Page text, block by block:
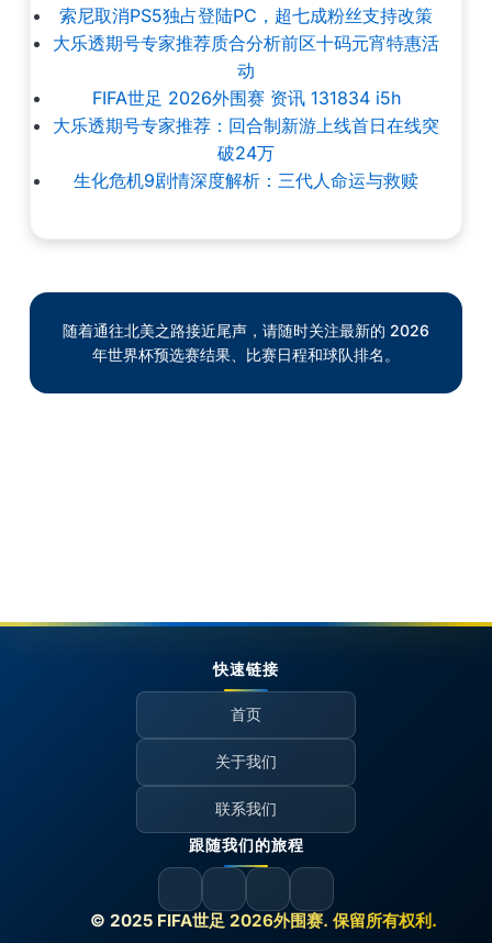
索尼取消PS5独占登陆PC，超七成粉丝支持改策
大乐透期号专家推荐质合分析前区十码元宵特惠活
动
FIFA世足 2026外围赛 资讯 131834 i5h
大乐透期号专家推荐：回合制新游上线首日在线突
破24万
生化危机9剧情深度解析：三代人命运与救赎
随着通往北美之路接近尾声，请随时关注最新的 2026
年世界杯预选赛结果、比赛日程和球队排名。
© 2025 FIFA世足 2026外围赛. 保留所有权利.
快速链接
首页
关于我们
联系我们
跟随我们的旅程